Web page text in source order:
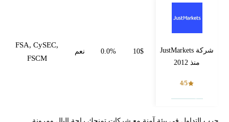
شركة JustMarkets
منذ 2012
4/5
10$
0.0% نعم
FSA, CySEC,
FSCM